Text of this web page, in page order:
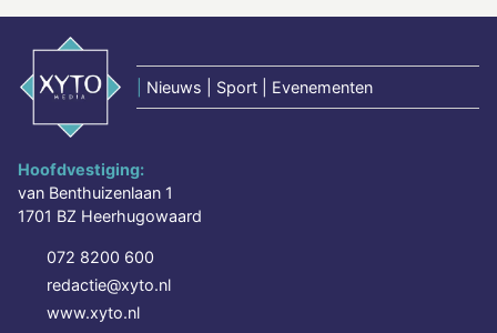
Nieuws | Sport | Evenementen
Hoofdvestiging:
van Benthuizenlaan 1
1701 BZ Heerhugowaard
072 8200 600
redactie@xyto.nl
www.xyto.nl